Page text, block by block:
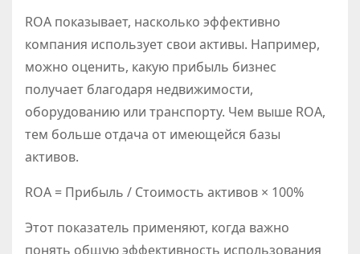
ROA показывает, насколько эффективно
компания использует свои активы. Например,
можно оценить, какую прибыль бизнес
получает благодаря недвижимости,
оборудованию или транспорту. Чем выше ROA,
тем больше отдача от имеющейся базы
активов.
ROA = Прибыль / Стоимость активов × 100%
Этот показатель применяют, когда важно
понять общую эффективность использования